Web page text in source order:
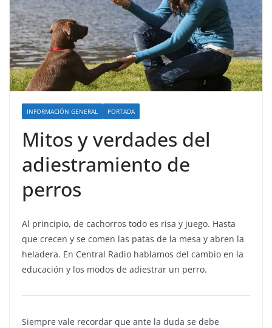
INFORMACIÓN GENERAL PORTADA
Mitos y verdades del
adiestramiento de
perros
Al principio, de cachorros todo es risa y juego. Hasta
que crecen y se comen las patas de la mesa y abren la
heladera. En Central Radio hablamos del cambio en la
educación y los modos de adiestrar un perro.
Siempre vale recordar que ante la duda se debe